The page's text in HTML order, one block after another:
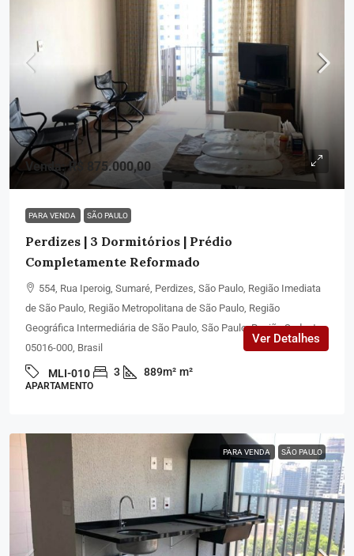
Venda: R$ 875.000,00
PARA VENDA SÃO PAULO
Perdizes | 3 Dormitórios | Prédio
Completamente Reformado
554, Rua Iperoig, Sumaré, Perdizes, São Paulo, Região Imediata
de São Paulo, Região Metropolitana de São Paulo, Região
Geográfica Intermediária de São Paulo, São Paulo, Região Sudeste,
05016-000, Brasil
MLI-010 3 889m² m²
APARTAMENTO
Ver Detalhes
PARA VENDA SÃO PAULO